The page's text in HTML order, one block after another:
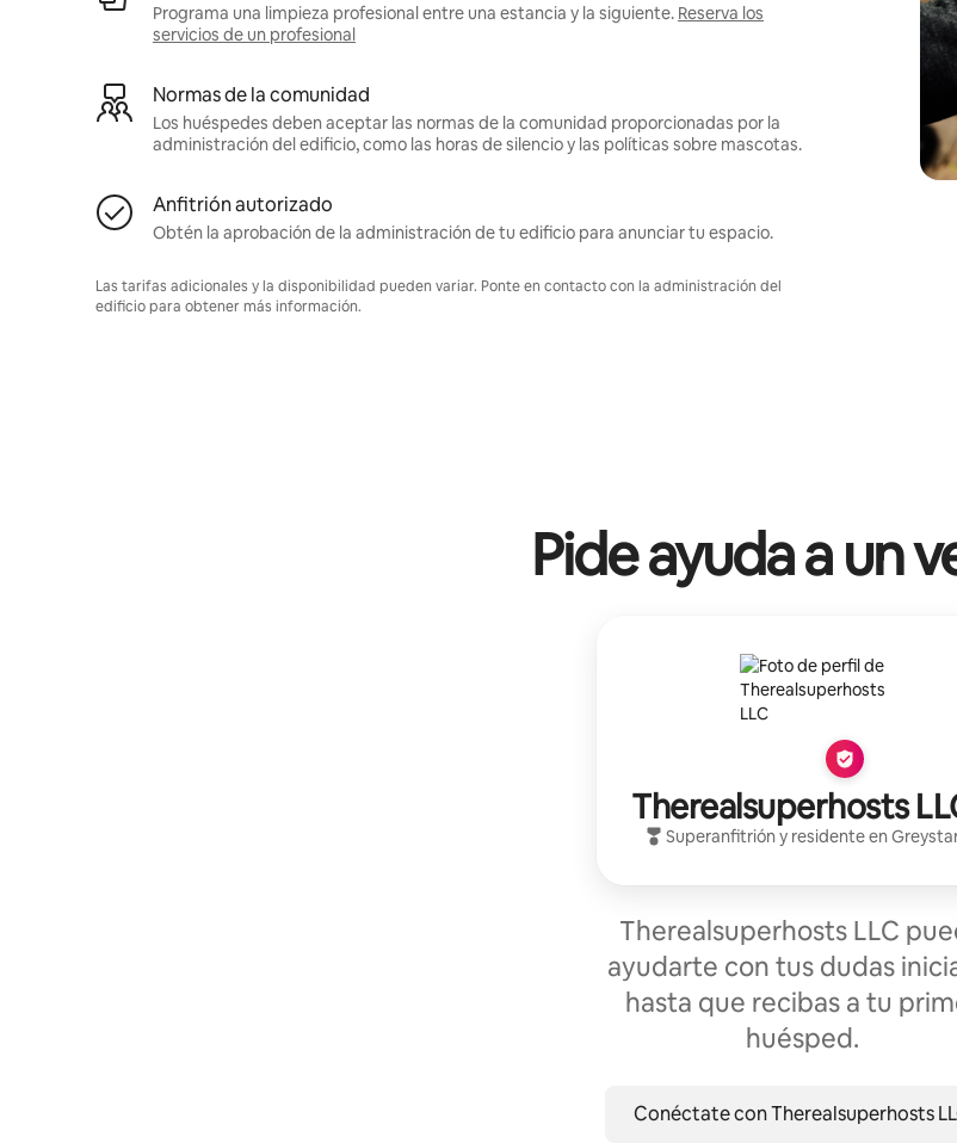
Programa una limpieza profesional entre una estancia y la siguiente. Reserva los
servicios de un profesional
Normas de la comunidad
Los huéspedes deben aceptar las normas de la comunidad proporcionadas por la
administración del edificio, como las horas de silencio y las políticas sobre mascotas.
Anfitrión autorizado
Obtén la aprobación de la administración de tu edificio para anunciar tu espacio.
Las tarifas adicionales y la disponibilidad pueden variar. Ponte en contacto con la administración del
edificio para obtener más información.
Pide ayuda a un
Therealsuperhosts
Superanfitrióny residente en
Therealsuperhosts LLC
ayudarte con tus dudas
hasta que recibas a tu
huésped.
Conéctate con Therealsuperhosts